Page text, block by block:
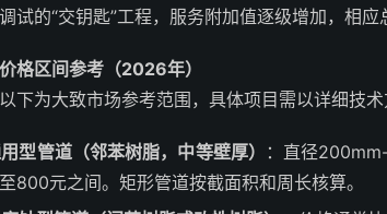
试的“交钥匙”工程，服务附加值逐级增加，相应
格区间参考（2026年）
下为大致市场参考范围，具体项目需以详细技术
型管道（邻苯树脂，中等壁厚）
：直径
800元之间。矩形管道按截面积和周长核算。